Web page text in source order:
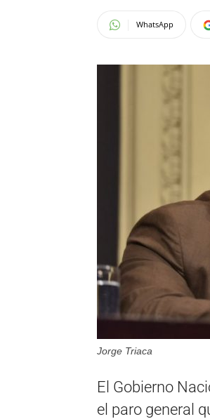
WhatsApp
Jorge Triaca
El Gobierno
el paro general